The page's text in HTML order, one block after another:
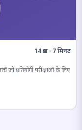
14 प्रश्न · 7 मिनट
प्रतियोगी परीक्षाओं के लिए